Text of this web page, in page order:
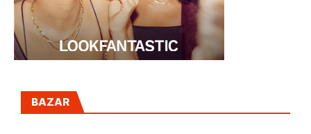
BAZAR